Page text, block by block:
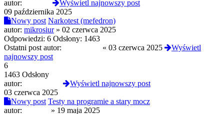
autor:
Wyświetl najnowszy post
09 października 2025
Nowy post Narkotest (mefedron)
autor: mikrosiur» 02 czerwca 2025
Odpowiedzi: 6 Odsłony: 1463
Ostatni post autor:
« 03 czerwca 2025
Wyświetl
najnowszy post
6
1463 Odsłony
autor:
Wyświetl najnowszy post
03 czerwca 2025
Nowy post Testy na programie a stary mocz
autor:
» 19 maja 2025